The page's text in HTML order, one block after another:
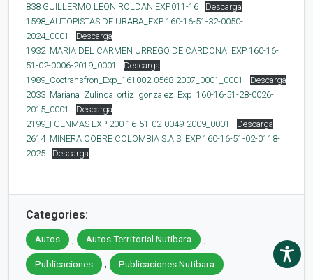
838 GUILLERMO LEON ROLDAN EXP.011-16
Descarga
1598_AUTOPISTAS DE URABA_EXP 160-16-51-32-0050-
2024_0001
Descarga
1932_MARIA DEL CARMEN URREGO DE CARDONA_EXP 160-16-
51-02-0006-2019_0001
Descarga
1989_Cootransfron_Exp_161002-0568-2007_0001_0001
Descarga
2033_Mariana_Zulinda_ortiz_gonzalez_Exp_160-16-51-28-0026-
2015_0001
Descarga
2199_I GENMAS EXP 200-16-51-02-0049-2009_0001
Descarga
2614_MINERA COBRE COLOMBIA S.A.S_EXP 160-16-51-02-0118-
2025
Descarga
Categories:
Autos , Autos Territorial Nutibara ,
Publicaciones , Publicaciones Nutibara